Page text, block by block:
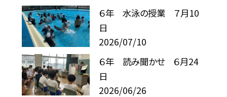
６年 水泳の授業 ７月10
日
2026/07/10
６年 読み聞かせ ６月24
日
2026/06/26